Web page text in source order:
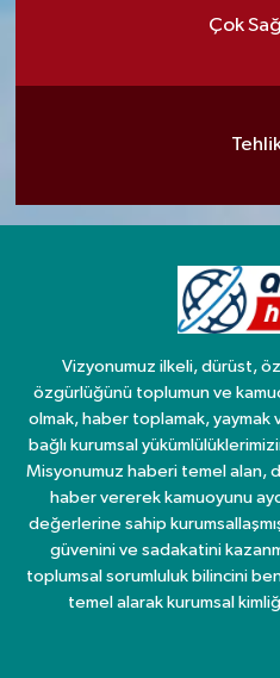
Çok
Vizyonumuz ilkeli, dürüst,
özgürlüğünü toplumun ve
olmak, haber toplamak, yaymak
bağlı kurumsal
Misyonumuz haberi temel alan,
haber vererek kamuoyunu
değerlerine sahip
güvenini ve sadakatini
toplumsal sorumluluk bilincini
temel alarak kurumsal